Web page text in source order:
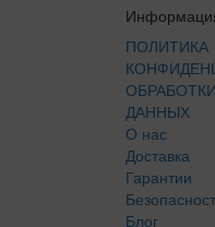
ПОЛИТИКА
ДАННЫХ
О нас
Доставка
Гарантии
Блог